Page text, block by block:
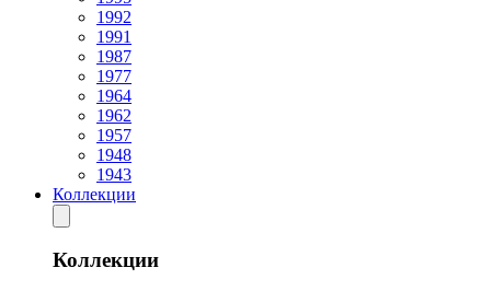
1992
1991
1987
1977
1964
1962
1957
1948
1943
Коллекции
Коллекции